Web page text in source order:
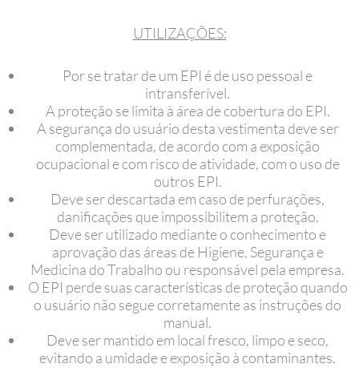
UTILIZAÇÕES:
Por se tratar de um EPI é de uso pessoal e
intransferível.
A proteção se limita à área de cobertura do EPI.
A segurança do usuário desta vestimenta deve ser
complementada, de acordo com a exposição
ocupacional e com risco de atividade, com o uso de
outros EPI.
Deve ser descartada em caso de perfurações,
danificações que impossibilitem a proteção.
Deve ser utilizado mediante o conhecimento e
aprovação das áreas de Higiene, Segurança e
Medicina do Trabalho ou responsável pela empresa.
O EPI perde suas características de proteção quando
o usuário não segue corretamente as instruções do
manual.
Deve ser mantido em local fresco, limpo e seco,
evitando a umidade e exposição à contaminantes.